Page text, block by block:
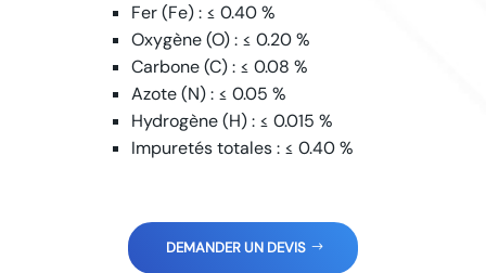
Fer (Fe) : ≤ 0.40 %
Oxygène (O) : ≤ 0.20 %
Carbone (C) : ≤ 0.08 %
Azote (N) : ≤ 0.05 %
Hydrogène (H) : ≤ 0.015 %
Impuretés totales : ≤ 0.40 %
DEMANDER UN DEVIS